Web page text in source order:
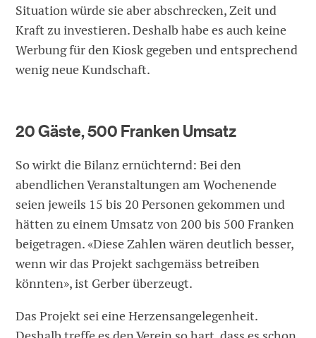
Situation würde sie aber abschrecken, Zeit und
Kraft zu investieren. Deshalb habe es auch keine
Werbung für den Kiosk gegeben und entsprechend
wenig neue Kundschaft.
20 Gäste, 500 Franken Umsatz
So wirkt die Bilanz ernüchternd: Bei den
abendlichen Veranstaltungen am Wochenende
seien jeweils 15 bis 20 Personen gekommen und
hätten zu einem Umsatz von 200 bis 500 Franken
beigetragen. «Diese Zahlen wären deutlich besser,
wenn wir das Projekt sachgemäss betreiben
könnten», ist Gerber überzeugt.
Das Projekt sei eine Herzensangelegenheit.